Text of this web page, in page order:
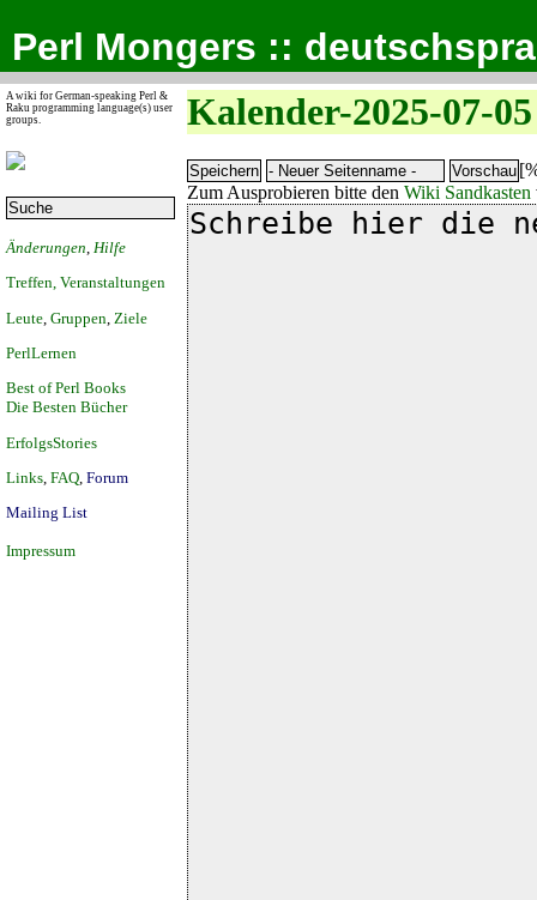
Perl Mongers ::
A wiki for German-speaking Perl &
Raku programming language(s) user
groups.
Änderungen Hilfe
Treffen, Veranstaltungen
Leute Gruppen Ziele
PerlLernen
Best of Perl Books
Die Besten Bücher
ErfolgsStories
Links FAQ Forum
Mailing List
Impressum
Kalender-2025-07-05
Zum Ausprobieren bitte den Wiki Sandkasten